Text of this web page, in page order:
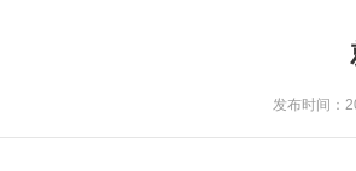
发布时间：